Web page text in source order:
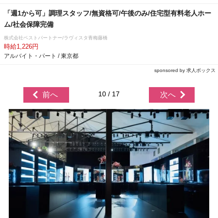
「週1から可」調理スタッフ/無資格可/午後のみ/住宅型有料老人ホー
ム/社会保障完備
株式会社ベストパートナー/ラヴィスタ青梅藤橋
時給1,226円
アルバイト・パート / 東京都
sponsored by 求人ボックス
前へ 10 / 17 次へ